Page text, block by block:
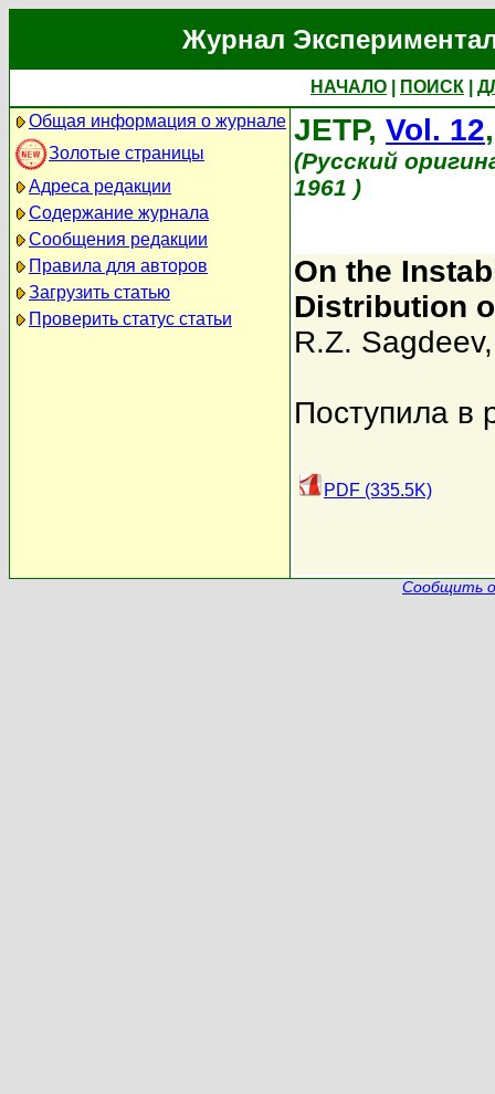
Журнал
НАЧАЛО ПОИСК
Общая информация о журнале
Золотые страницы
Адреса редакции
Содержание журнала
Сообщения редакции
Правила для авторов
Загрузить статью
Проверить статус статьи
JETP, Vol. 12
(Русский
1961 )
On the
Distribution
R.Z. Sagdeev
Поступила в
PDF (335.5K)
Сообщить о